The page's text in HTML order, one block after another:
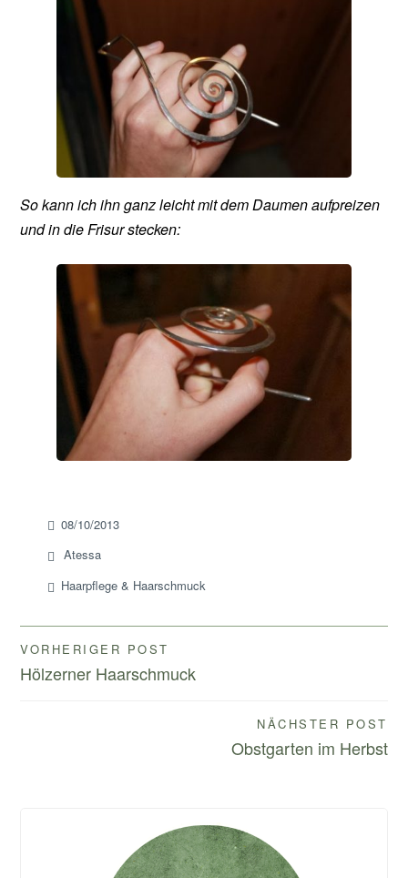
So kann ich ihn ganz leicht mit dem Daumen aufpreizen
und in die Frisur stecken:
08/10/2013
Atessa
Haarpflege & Haarschmuck
Beitragsnavigation
VORHERIGER POST
Hölzerner Haarschmuck
NÄCHSTER POST
Obstgarten im Herbst